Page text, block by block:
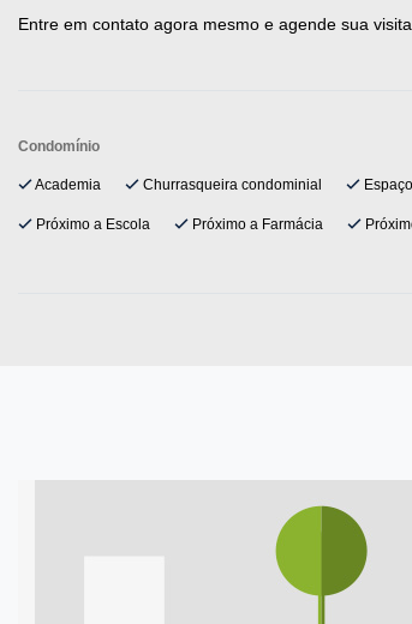
Entre em contato agora mesmo e agende sua
Condomínio
Academia Churrasqueira condominial
Próximo a Escola Próximo a Farmácia